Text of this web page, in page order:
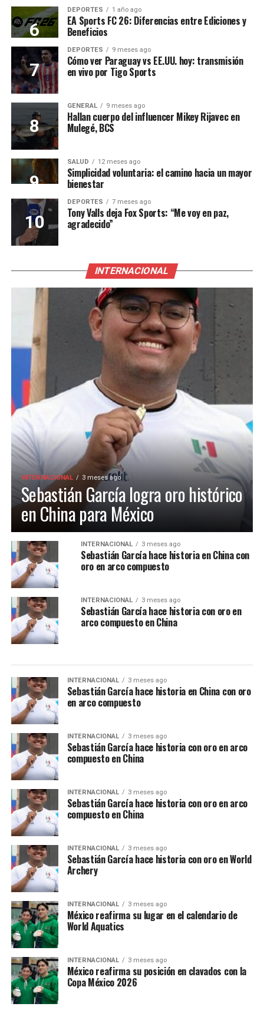
DEPORTES 1 año ago
EA Sports FC 26: Diferencias entre Ediciones y
Beneficios
DEPORTES 9 meses ago
Cómo ver Paraguay vs EE.UU. hoy: transmisión
en vivo por Tigo Sports
GENERAL 9 meses ago
Hallan cuerpo del influencer Mikey Rijavec en
Mulegé, BCS
SALUD 12 meses ago
Simplicidad voluntaria: el camino hacia un mayor
bienestar
DEPORTES 7 meses ago
Tony Valls deja Fox Sports: “Me voy en paz,
agradecido”
INTERNACIONAL
INTERNACIONAL 3 meses ago
Sebastián García logra oro histórico
en China para México
INTERNACIONAL 3 meses ago
Sebastián García hace historia en China con
oro en arco compuesto
INTERNACIONAL 3 meses ago
Sebastián García hace historia con oro en
arco compuesto en China
INTERNACIONAL 3 meses ago
Sebastián García hace historia en China con oro
en arco compuesto
INTERNACIONAL 3 meses ago
Sebastián García hace historia con oro en arco
compuesto en China
INTERNACIONAL 3 meses ago
Sebastián García hace historia con oro en arco
compuesto en China
INTERNACIONAL 3 meses ago
Sebastián García hace historia con oro en World
Archery
INTERNACIONAL 3 meses ago
México reafirma su lugar en el calendario de
World Aquatics
INTERNACIONAL 3 meses ago
México reafirma su posición en clavados con la
Copa México 2026